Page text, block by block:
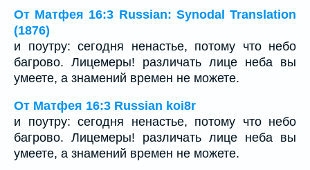
От Матфея 16:3 Russian: Synodal Translation
(1876)
и поутру: сегодня ненастье, потому что небо
багрово. Лицемеры! различать лице неба вы
умеете, а знамений времен не можете.
От Матфея 16:3 Russian koi8r
и поутру: сегодня ненастье, потому что небо
багрово. Лицемеры! различать лице неба вы
умеете, а знамений времен не можете.